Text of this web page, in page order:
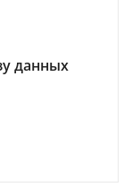
данных